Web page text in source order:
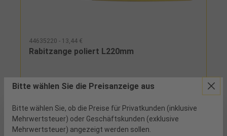
44635220 - 13,44 €
Rabitzange poliert L220mm
59 verfügbar
Kopf feinpoliert, tauchisoliert
Bitte wählen Sie die Preisanzeige aus
Bitte wählen Sie, ob die Preise für Privatkunden (inklusive
Mehrwertsteuer) oder Geschäftskunden (exklusive
Mehrwertsteuer) angezeigt werden sollen.